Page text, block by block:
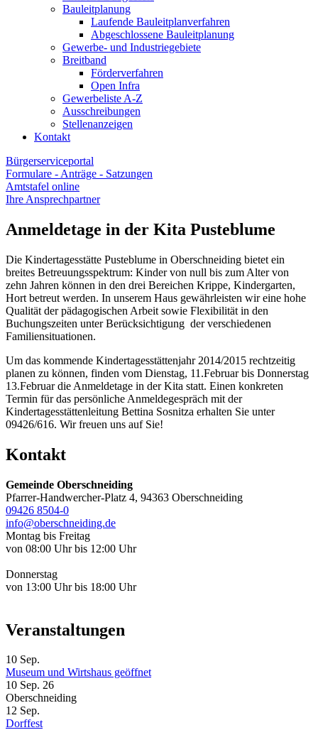
Bauleitplanung
Laufende Bauleitplanverfahren
Abgeschlossene Bauleitplanung
Gewerbe- und Industriegebiete
Breitband
Förderverfahren
Open Infra
Gewerbeliste A-Z
Ausschreibungen
Stellenanzeigen
Kontakt
Bürgerserviceportal
Formulare - Anträge - Satzungen
Amtstafel online
Ihre Ansprechpartner
Anmeldetage in der Kita Pusteblume
Die Kindertagesstätte Pusteblume in Oberschneiding bietet ein
breites Betreuungsspektrum: Kinder von null bis zum Alter von
zehn Jahren können in den drei Bereichen Krippe, Kindergarten,
Hort betreut werden. In unserem Haus gewährleisten wir eine hohe
Qualität der pädagogischen Arbeit sowie Flexibilität in den
Buchungszeiten unter Berücksichtigung der verschiedenen
Familiensituationen.
Um das kommende Kindertagesstättenjahr 2014/2015 rechtzeitig
planen zu können, finden vom Dienstag, 11.Februar bis Donnerstag
13.Februar die Anmeldetage in der Kita statt. Einen konkreten
Termin für das persönliche Anmeldegespräch mit der
Kindertagesstättenleitung Bettina Sosnitza erhalten Sie unter
09426/616. Wir freuen uns auf Sie!
Kontakt
Gemeinde Oberschneiding
Pfarrer-Handwercher-Platz 4, 94363 Oberschneiding
09426 8504-0
info@oberschneiding.de
Montag bis Freitag
von 08:00 Uhr bis 12:00 Uhr
Donnerstag
von 13:00 Uhr bis 18:00 Uhr
Veranstaltungen
10 Sep.
Museum und Wirtshaus geöffnet
10 Sep. 26
Oberschneiding
12 Sep.
Dorffest